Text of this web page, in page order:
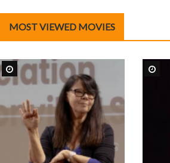
MOST VIEWED MOVIES
Regarder plus tard